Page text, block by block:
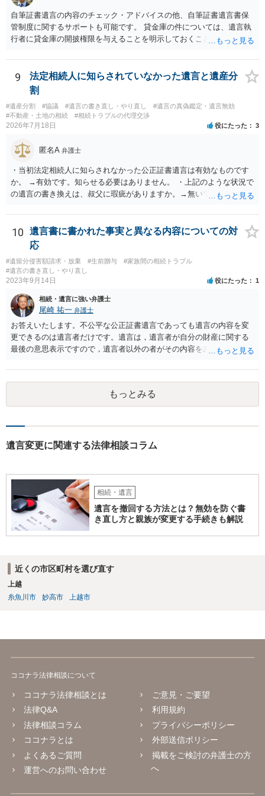
自筆証書遺言の内容のチェック・アドバイスの他、自筆証書遺言書保
管制度に関するサポートも可能です。 貸金庫の件については、遺言執
行者に貸金庫の開披権限を与えることを明示しておくことでクリアで
9
法定相続人に知らされていなかった遺言と遺産分
割
#遺産分割 #協議 #遺言の書き直し・やり直し
#遺言の真偽鑑定・遺言無効
#不動産・土地の相続
#相続トラブルの代理交渉
2026年7月18日 役にたった 3
匿名A 弁護士
・当初法定相続人に知らされなかった公正証書遺言は有効なものです
か。 →有効です。知らせる必要はありません。 ・上記のような状況で
の遺言の書き換えは、叔父に瑕疵がありますか。→無いです。 ・分割
ますか。 →本人が自由に決められますので、どこが妥当とは言えない
です。客観的な基準もありません。 ・できれば穏やかに、分割を拒否
することはできますか。 →分割を拒否するということは、遺産はいら
ないということでしょうか。遺言で、受取を指定されててもいらない
と拒否することはできます。理由を説明する必要はありません。
10
遺言書に書かれた事実と異なる内容についての対
応
#遺留分侵害額請求・放棄 #生前贈与
#家族間の相続トラブル
#遺言の書き直し・やり直し
2023年9月14日 役にたった 1
相続・遺言に強い弁護士
尾崎 祐一 弁護士
お答えいたします。不公平な公正証書遺言であっても遺言の内容を変
更できるのは遺言者だけです。遺言は，遺言者が自分の財産に関する
最後の意思表示ですので，遺言者以外の者がその内容を左右させるこ
とはできないのです。
もっとみる
遺言変更に関連する法律相談コラム
相続・遺言
遺言を撤回する方法とは？無効を防ぐ書
き直し方と親族が変更する手続きも解説
近くの市区町村を選び直す
上越
糸魚川市
妙高市 上越市
ココナラ法律相談について
ココナラ法律相談とは
法律Q&A
法律相談コラム
ココナラとは
よくあるご質問
運営へのお問い合わせ
ご意見・ご要望
利用規約
プライバシーポリシー
外部送信ポリシー
掲載をご検討の弁護士の方
へ